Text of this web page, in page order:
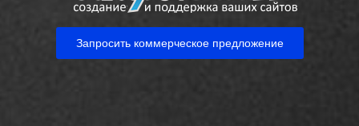
Запросить коммерческое предложение